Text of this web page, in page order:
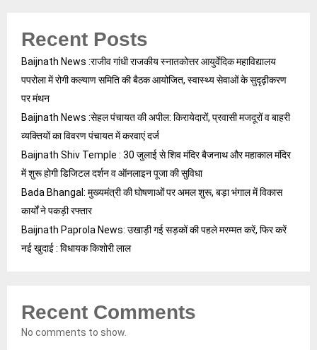
Recent Posts
Baijnath News :राजीव गांधी राजकीय स्नातकोत्तर आयुर्वेदिक महाविद्यालय
पपरोला में रोगी कल्याण समिति की बैठक आयोजित, स्वास्थ्य सेवाओं के सुदृढ़ीकरण
पर मंथन
Baijnath News :सेहल पंचायत की अपील: किरायेदारों, प्रवासी मजदूरों व बाहरी
व्यक्तियों का विवरण पंचायत में करवाएं दर्ज
Baijnath Shiv Temple : 30 जुलाई से शिव मंदिर बैजनाथ और महाकाल मंदिर
में शुरू होगी डिजिटल दर्शन व ऑनलाइन पूजा की सुविधा
Bada Bhangal: मुख्यमंत्री की घोषणाओं पर अमल शुरू, बड़ा भंगाल में विकास
कार्यों ने पकड़ी रफ्तार
Baijnath Paprola News: उखाड़ी गई सड़कों की पहले मरम्मत करें, फिर करें
नई खुदाई : विधायक किशोरी लाल
Recent Comments
No comments to show.